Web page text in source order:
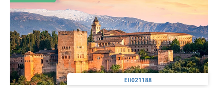
Eli021188